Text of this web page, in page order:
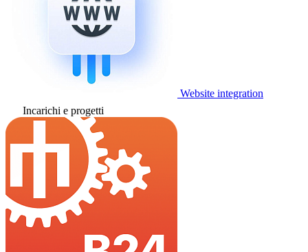
Website integration
Incarichi e progetti